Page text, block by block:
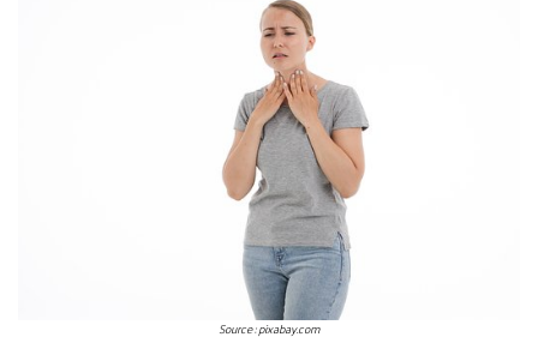
Source : pixabay.com